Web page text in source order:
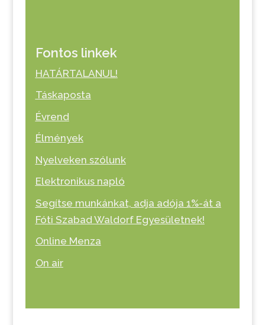
Fontos linkek
HATÁRTALANUL!
Táskaposta
Évrend
Élmények
Nyelveken szólunk
Elektronikus napló
Segítse munkánkat, adja adója 1%-át a
Fóti Szabad Waldorf Egyesületnek!
Online Menza
On air